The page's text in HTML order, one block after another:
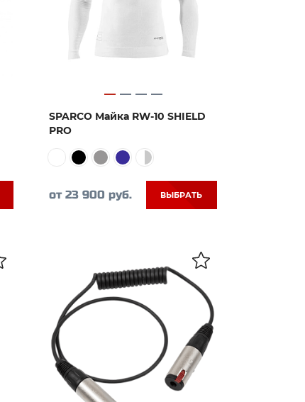
SPARCO Майка RW-10 SHIELD
PRO
от 23 900 руб. ВЫБРАТЬ